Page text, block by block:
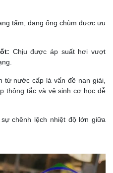
tấm, dạng ống chùm được ưu
: Chịu được áp suất hơi vượt
từ nước cấp là vấn đề nan giải,
thông tắc và vệ sinh cơ học dễ
chênh lệch nhiệt độ lớn giữa